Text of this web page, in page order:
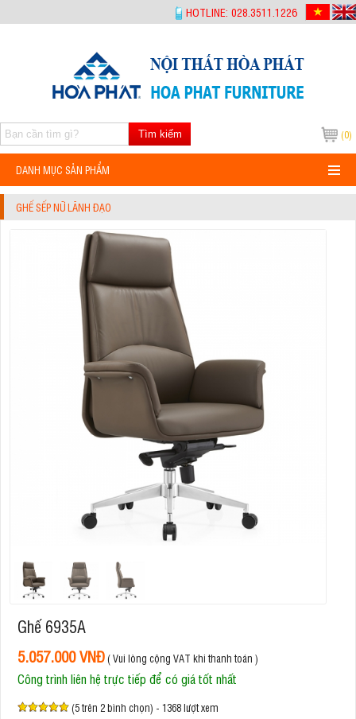
HOTLINE: 028.3511.1226
(0)
Tìm kiếm
DANH MỤC SẢN PHẨM
GHẾ SẾP NỮ LÃNH ĐẠO
Ghế 6935A
5.057.000 VNĐ( Vui lòng cộng VAT khi thanh toán )
Công trình liên hệ trực tiếp để có giá tốt nhất
(5 trên 2 bình chọn) - 1368 lượt xem